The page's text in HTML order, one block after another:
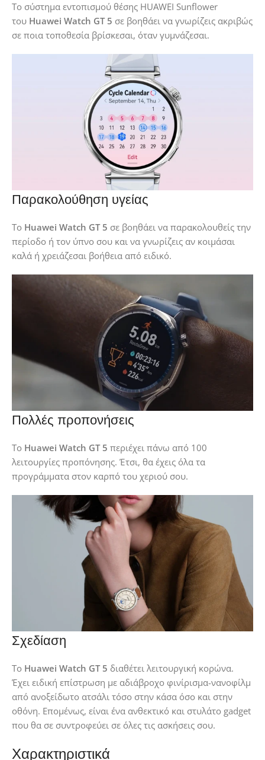
Το σύστημα εντοπισμού θέσης HUAWEI Sunflower
του Huawei Watch GT 5 σε βοηθάει να γνωρίζεις ακριβώς
σε ποια τοποθεσία βρίσκεσαι, όταν γυμνάζεσαι.
Παρακολούθηση υγείας
Το Huawei Watch GT 5 σε βοηθάει να παρακολουθείς την
περίοδο ή τον ύπνο σου και να γνωρίζεις αν κοιμάσαι
καλά ή χρειάζεσαι βοήθεια από ειδικό.
Πολλές προπονήσεις
Το Huawei Watch GT 5 περιέχει πάνω από 100
λειτουργίες προπόνησης. Έτσι, θα έχεις όλα τα
προγράμματα στον καρπό του χεριού σου.
Σχεδίαση
Το Huawei Watch GT 5 διαθέτει λειτουργική κορώνα.
Έχει ειδική επίστρωση με αδιάβροχο φινίρισμα-νανοφίλμ
από ανοξείδωτο ατσάλι τόσο στην κάσα όσο και στην
οθόνη. Επομένως, είναι ένα ανθεκτικό και στυλάτο gadget
που θα σε συντροφεύει σε όλες τις ασκήσεις σου.
Χαρακτηριστικά